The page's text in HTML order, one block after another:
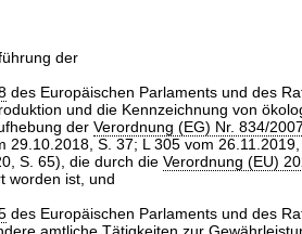
der
des Europäischen Parlaments und des
und die Kennzeichnung von
der Verordnung (EG) Nr. 834/2007
29.10.2018, S. 37; L 305 vom
S. 65), die durch die Verordnung (EU)
worden ist, und
des Europäischen Parlaments und des